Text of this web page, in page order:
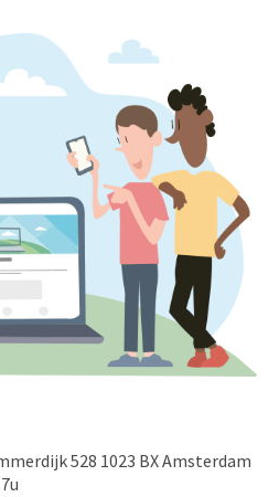
528 1023 BX Amsterdam